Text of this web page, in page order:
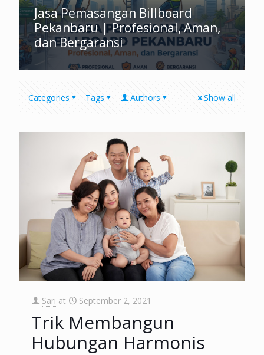
Jasa Pemasangan Billboard
Pekanbaru | Profesional, Aman,
dan Bergaransi
Categories Tags Authors Show all
Sari at September 2, 2021
Trik Membangun
Hubungan Harmonis